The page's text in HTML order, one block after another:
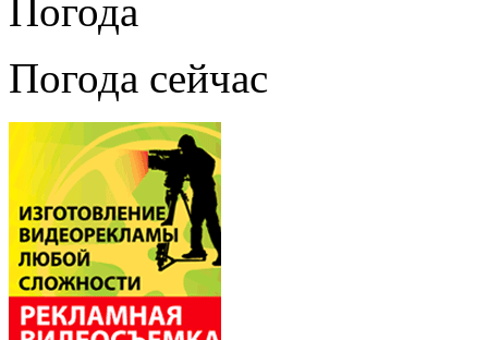
Погода
Погода сейчас